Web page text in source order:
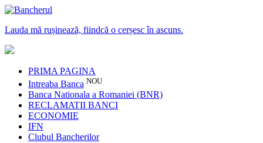
Lauda mă rușinează, fiindcă o cerșesc în ascuns.
PRIMA PAGINA
Intreaba Banca NOU
Banca Nationala a Romaniei (BNR)
RECLAMATII BANCI
ECONOMIE
IFN
Clubul Bancherilor